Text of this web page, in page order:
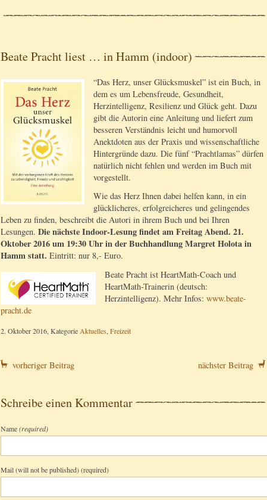
Beate Pracht liest … in Hamm (indoor)
“Das Herz, unser Glücksmuskel” ist ein Buch, in
dem es um Lebensfreude, Gesundheit,
Herzintelligenz, Resilienz und Glück geht. Dazu
gibt die Autorin eine Anleitung und liefert zum
besseren Verständnis leicht und humorvoll
Anektdoten aus der Praxis und wissenschaftliche
Hintergründe dazu. Die fünf “Prachtlamas” dürfen
natürlich nicht fehlen und werden im Buch mit
vorgestellt.
Wie das Herz Ihnen dabei helfen kann, in ein
glücklicheres, erfolgreicheres und gelingendes
Leben zu finden, beschreibt die Autori in ihrem Buch und bei Ihren
Lesungen. Die nächste Indoor-Lesung findet am Freitag Abend. 21.
Oktober 2016 um 19:30 Uhr in der Buchhandlung Margret Holota in
Hamm statt. Eintritt: nur 8,- Euro.
Beate Pracht ist HeartMath-Coach und
HeartMath-Trainerin (deutsch:
Herzintelligenz). Mehr Infos: www.beate-
pracht.de
2. Oktober 2016, KategorieAktuelles,Freizeit
vorheriger Beitrag nächster Beitrag
Schreibe einen Kommentar
Name(required)
Mail (will not be published) (required)